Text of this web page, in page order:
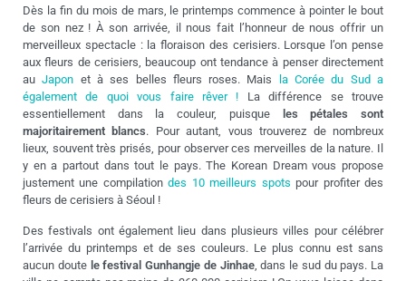
Dès la fin du mois de mars, le printemps commence à pointer le bout
de son nez ! À son arrivée, il nous fait l’honneur de nous offrir un
merveilleux spectacle : la floraison des cerisiers. Lorsque l’on pense
aux fleurs de cerisiers, beaucoup ont tendance à penser directement
auJapon et à ses belles fleurs roses. Mais
la Corée du Sud a
également de quoi vous faire rêver ! La différence se trouve
essentiellement dans la couleur, puisque
les pétales sont
majoritairement blancs. Pour autant, vous trouverez de nombreux
lieux, souvent très prisés, pour observer ces merveilles de la nature. Il
y en a partout dans tout le pays. The Korean Dream vous propose
justement une compilationdes 10 meilleurs spots pour profiter des
fleurs de cerisiers à Séoul !
Des festivals ont également lieu dans plusieurs villes pour célébrer
l’arrivée du printemps et de ses couleurs. Le plus connu est sans
aucun doute le festival Gunhangje de Jinhae, dans le sud du pays. La